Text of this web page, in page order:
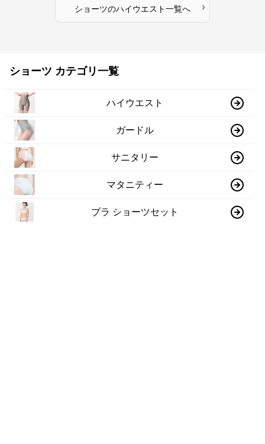
ショーツのハイウエスト一覧へ ›
ショーツ カテゴリ一覧
ハイウエスト
ガードル
サニタリー
マタニティー
ブラ ショーツセット